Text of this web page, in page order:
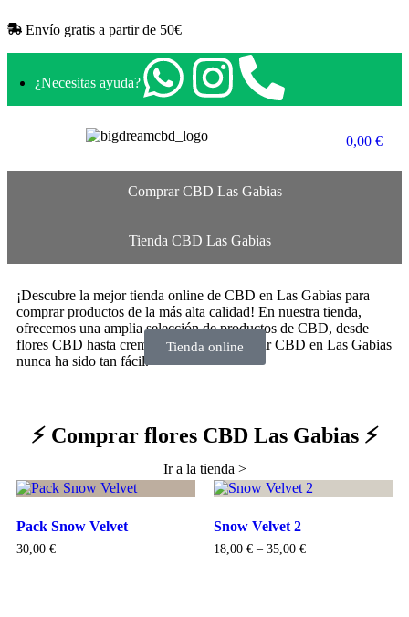
Envío gratis a partir de 50€​
¿Necesitas ayuda?
0,00€
Comprar CBD Las Gabias
Tienda CBD Las Gabias
¡Descubre la mejor tienda online de CBD en Las Gabias para
comprar productos de la más alta calidad! En nuestra tienda,
ofrecemos una amplia selección de productos de CBD, desde
flores CBD hasta cremas y aceites. Comprar CBD en Las Gabias
nunca ha sido tan fácil.
Tienda online
⚡ Comprar flores CBD Las Gabias ⚡
Ir a la tienda >
Pack Snow Velvet
30,00 €
Snow Velvet 2
18,00 € – 35,00 €